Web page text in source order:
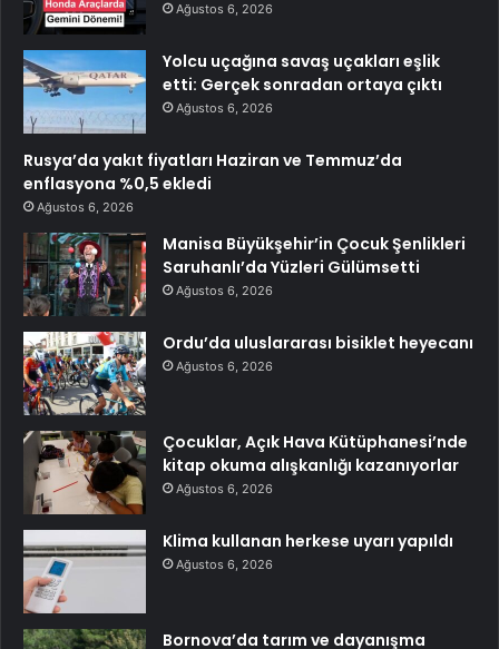
Ağustos 6, 2026
Yolcu uçağına savaş uçakları eşlik
etti: Gerçek sonradan ortaya çıktı
Ağustos 6, 2026
Rusya’da yakıt fiyatları Haziran ve Temmuz’da
enflasyona %0,5 ekledi
Ağustos 6, 2026
Manisa Büyükşehir’in Çocuk Şenlikleri
Saruhanlı’da Yüzleri Gülümsetti
Ağustos 6, 2026
Ordu’da uluslararası bisiklet heyecanı
Ağustos 6, 2026
Çocuklar, Açık Hava Kütüphanesi’nde
kitap okuma alışkanlığı kazanıyorlar
Ağustos 6, 2026
Klima kullanan herkese uyarı yapıldı
Ağustos 6, 2026
Bornova’da tarım ve dayanışma